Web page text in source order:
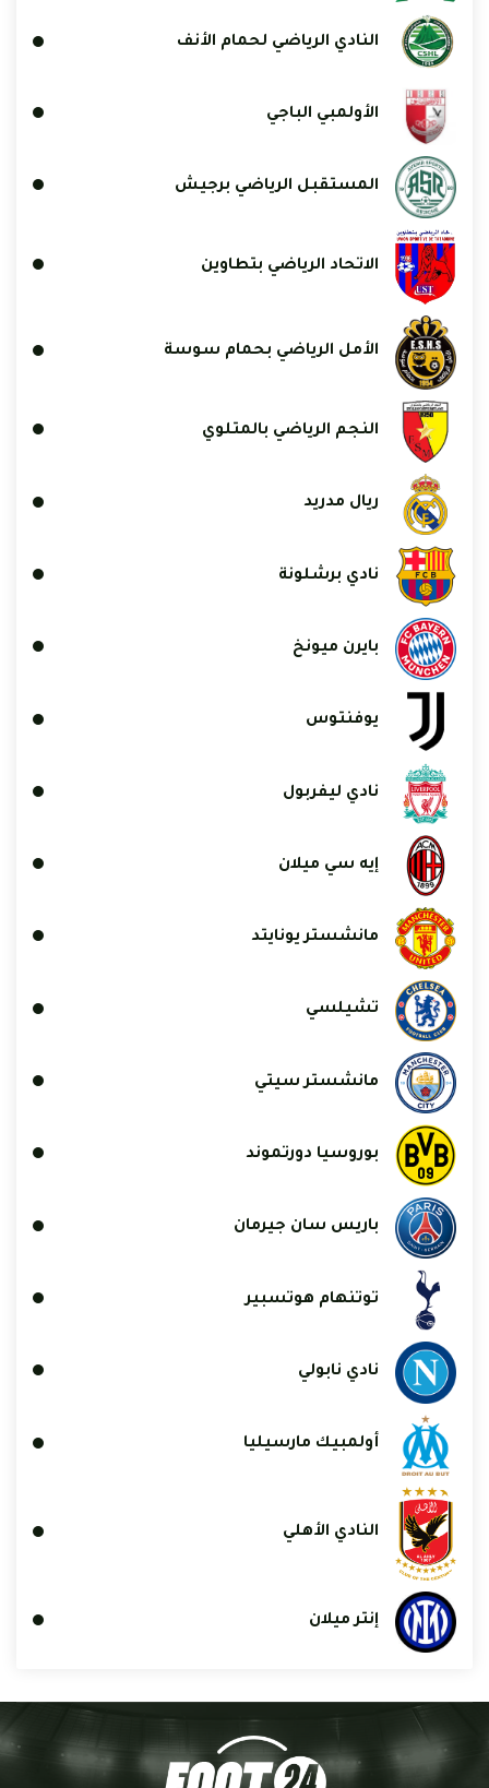
النادي الرياضي لحمام الأنف
الأولمبي الباجي
المستقبل الرياضي برجيش
الاتحاد الرياضي بتطاوين
الأمل الرياضي بحمام سوسة
النجم الرياضي بالمتلوي
ريال مدريد
نادي برشلونة
بايرن ميونخ
يوفنتوس
نادي ليفربول
إيه سي ميلان
مانشستر يونايتد
تشيلسي
مانشستر سيتي
بوروسيا دورتموند
باريس سان جيرمان
توتنهام هوتسبير
نادي نابولي
أولمبيك مارسيليا
النادي الأهلي
إنتر ميلان